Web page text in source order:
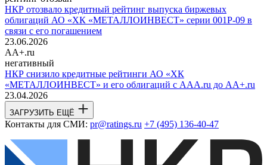
НКР отозвало кредитный рейтинг выпуска биржевых
облигаций АО «ХК «МЕТАЛЛОИНВЕСТ» серии 001Р-09 в
связи с его погашением
23.06.2026
AA+.ru
негативный
НКР снизило кредитные рейтинги АО «ХК
«МЕТАЛЛОИНВЕСТ» и его облигаций с AAA.ru до AA+.ru
23.04.2026
ЗАГРУЗИТЬ ЕЩЁ
Контакты для СМИ: pr@ratings.ru +7 (495) 136-40-47